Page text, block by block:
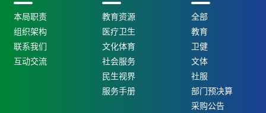
本局职责
组织架构
联系我们
互动交流
教育资源
医疗卫生
文化体育
社会服务
民生视界
服务手册
全部
教育
卫健
文体
社服
部门预决算
采购公告